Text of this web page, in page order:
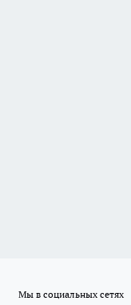
Мы в социальных сетях